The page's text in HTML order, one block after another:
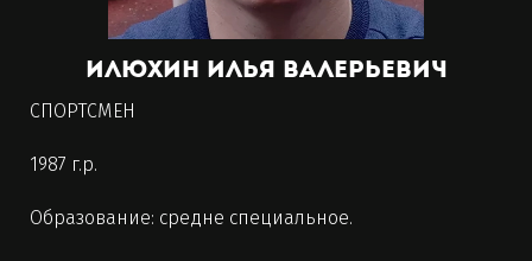
Илюхин Илья Валерьевич
СПОРТСМЕН
1987 г.р.
Образование: средне специальное.